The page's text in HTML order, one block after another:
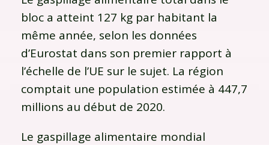
bloc a atteint 127 kg par habitant la
même année, selon les données
d’Eurostat dans son premier rapport à
l’échelle de l’UE sur le sujet. La région
comptait une population estimée à 447,7
millions au début de 2020.
Le gaspillage alimentaire mondial